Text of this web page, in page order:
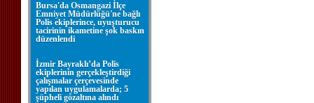
Bursa'da Osmangazi İlçe
Emniyet Müdürlüğü'ne bağlı
Polis ekiplerince, uyuşturucu
tacirinin ikametine şok baskın
düzenlendi
İzmir Bayraklı’da Polis
ekiplerinin gerçekleştirdiği
çalışmalar çerçevesinde
yapılan uygulamalarda; 5
şüpheli gözaltına alındı